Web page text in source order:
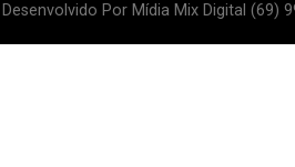
Por Mídia Mix Digital (69)